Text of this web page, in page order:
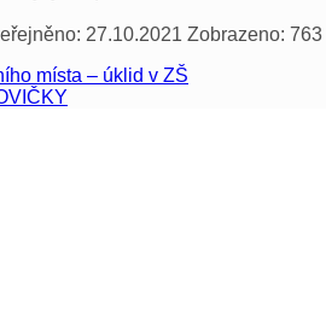
27.10.2021 Zobrazeno: 763
místa – úklid v ZŠ